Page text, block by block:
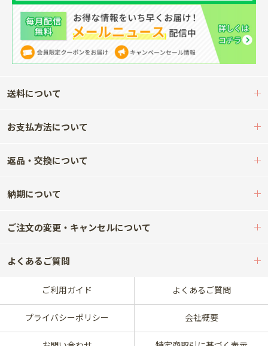
送料について
お支払方法について
返品・交換について
納期について
ご注文の変更・キャンセルについて
よくあるご質問
ご利用ガイド よくあるご質問
プライバシーポリシー 会社概要